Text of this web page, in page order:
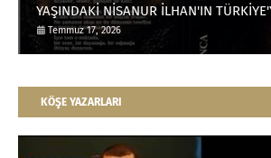
YAŞINDAKİ NİSANUR İLHAN'IN
ETKİLEYECEK HİKÂYESİ
Temmuz 17, 2026
KÖŞE YAZARLARI